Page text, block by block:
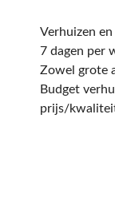
Verhuizen
7 dagen per
Zowel grote
Budget
prijs/